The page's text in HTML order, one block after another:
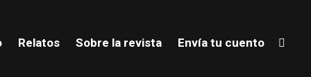
Relatos Sobre la revista Envía tu cuento